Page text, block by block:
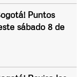
Puntos
sábado 8 de